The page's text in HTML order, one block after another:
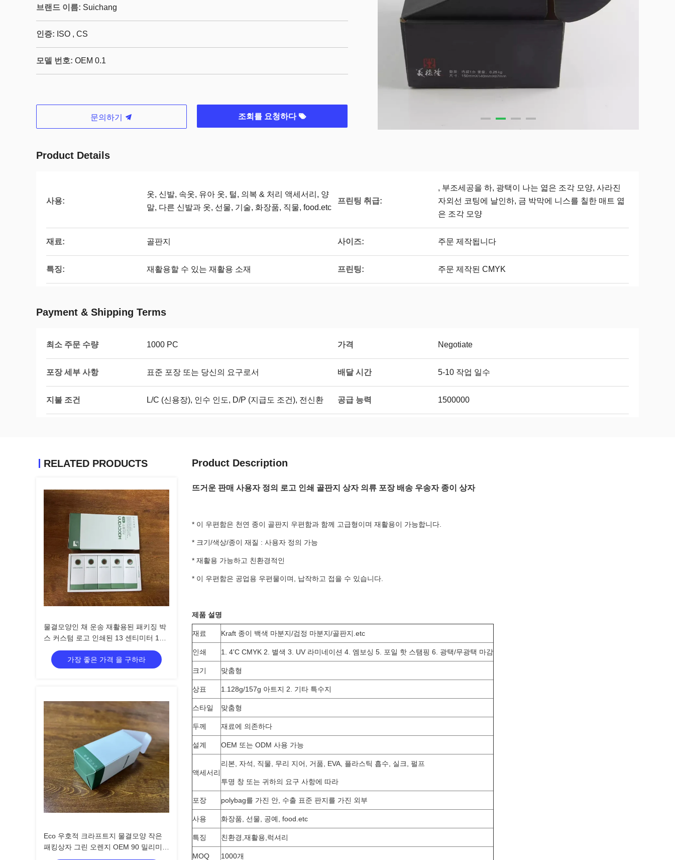
브랜드 이름: Suichang
인증: ISO , CS
모델 번호: OEM 0.1
문의하기 조회를 요청하다
Product Details
사용:
옷, 신발, 속옷, 유아 옷, 털, 의복 & 처리 액세서리, 양
말, 다른 신발과 옷, 선물, 기술, 화장품, 직물, food.etc
프린팅 취급:
, 부조세공을 하, 광택이 나는 엷은 조각 모양, 사라진
자외선 코팅에 날인하, 금 박막에 니스를 칠한 매트 엷
은 조각 모양
재료: 골판지 사이즈: 주문 제작됩니다
특징: 재활용할 수 있는 재활용 소재 프린팅: 주문 제작된 CMYK
Payment & Shipping Terms
최소 주문 수량 1000 PC 가격 Negotiate
포장 세부 사항 표준 포장 또는 당신의 요구로서 배달 시간 5-10 작업 일수
지불 조건 L/C (신용장), 인수 인도, D/P (지급도 조건), 전신환 공급 능력 1500000
RELATED PRODUCTS
물결모양인 채 운송 재활용된 패키징 박
스 커스텀 로고 인쇄된 13 센티미터 15
센티미터를 패키징합니다
가장 좋은 가격 을 구하라
Eco 우호적 크라프트지 물결모양 작은
패킹상자 그린 오렌지 OEM 90 밀리미터
13 센티미터
Product Description
뜨거운 판매 사용자 정의 로고 인쇄 골판지 상자 의류 포장 배송 우송자 종이 상자
* 이 우편함은 천연 종이 골판지 우편함과 함께 고급형이며 재활용이 가능합니다.
* 크기/색상/종이 재질 : 사용자 정의 가능
* 재활용 가능하고 친환경적인
* 이 우편함은 공업용 우편물이며, 납작하고 접을 수 있습니다.
제품 설명
재료 Kraft 종이 백색 마분지/검정 마분지/골판지.etc
인쇄 1. 4'C CMYK 2. 별색 3. UV 라미네이션 4. 엠보싱 5. 포일 핫 스탬핑 6. 광택/무광택 마감
크기 맞춤형
상표 1.128g/157g 아트지 2. 기타 특수지
스타일 맞춤형
두께 재료에 의존하다
설계 OEM 또는 ODM 사용 가능
액세서리
리본, 자석, 직물, 무리 지어, 거품, EVA, 플라스틱 흡수, 실크, 펄프
투명 창 또는 귀하의 요구 사항에 따라
포장 polybag를 가진 안, 수출 표준 판지를 가진 외부
사용 화장품, 선물, 공예, food.etc
특징 친환경,재활용,럭셔리
MOQ 1000개